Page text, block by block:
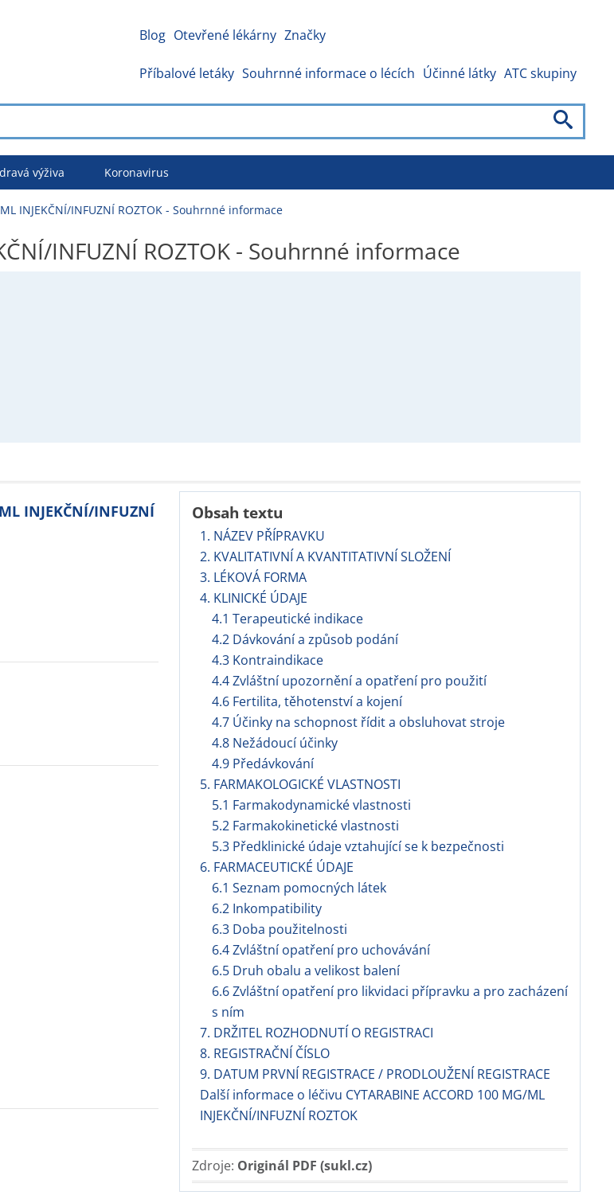
Blog Otevřené lékárny Značky
Příbalové letáky Souhrnné informace o lécích Účinné látky ATC skupiny
výživa Koronavirus
INJEKČNÍ/INFUZNÍ ROZTOK - Souhrnné informace
INFUZNÍ ROZTOK - Souhrnné informace
Obsah textu
1. NÁZEV PŘÍPRAVKU
2. KVALITATIVNÍ A KVANTITATIVNÍ SLOŽENÍ
3. LÉKOVÁ FORMA
4. KLINICKÉ ÚDAJE
4.1 Terapeutické indikace
4.2 Dávkování a způsob podání
4.3 Kontraindikace
4.4 Zvláštní upozornění a opatření pro použití
4.6 Fertilita, těhotenství a kojení
4.7 Účinky na schopnost řídit a obsluhovat stroje
4.8 Nežádoucí účinky
4.9 Předávkování
5. FARMAKOLOGICKÉ VLASTNOSTI
5.1 Farmakodynamické vlastnosti
5.2 Farmakokinetické vlastnosti
5.3 Předklinické údaje vztahující se k bezpečnosti
6. FARMACEUTICKÉ ÚDAJE
6.1 Seznam pomocných látek
6.2 Inkompatibility
6.3 Doba použitelnosti
6.4 Zvláštní opatření pro uchovávání
6.5 Druh obalu a velikost balení
6.6 Zvláštní opatření pro likvidaci přípravku a pro zacházení
s ním
7. DRŽITEL ROZHODNUTÍ O REGISTRACI
8. REGISTRAČNÍ ČÍSLO
9. DATUM PRVNÍ REGISTRACE / PRODLOUŽENÍ REGISTRACE
Další informace o léčivu CYTARABINE ACCORD 100 MG/ML
INJEKČNÍ/INFUZNÍ ROZTOK
Zdroje: Originál PDF (sukl.cz)
INJEKČNÍ/INFUZNÍ